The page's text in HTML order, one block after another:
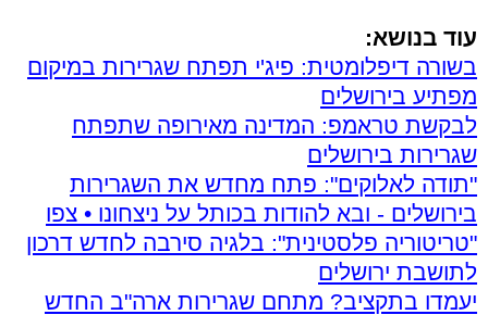
עוד בנושא:
בשורה דיפלומטית: פיג'י תפתח שגרירות במיקום
מפתיע בירושלים
לבקשת טראמפ: המדינה מאירופה שתפתח
שגרירות בירושלים
"תודה לאלוקים": פתח מחדש את השגרירות
בירושלים - ובא להודות בכותל על ניצחונו • צפו
"טריטוריה פלסטינית": בלגיה סירבה לחדש דרכון
לתושבת ירושלים
יעמדו בתקציב? מתחם שגרירות ארה"ב החדש